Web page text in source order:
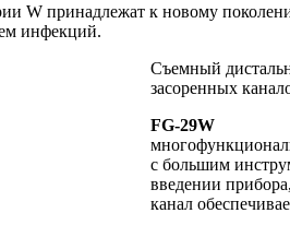
W принадлежат к новому
инфекций.
Съемный
засоренных
FG-29W
с большим
введении
канал